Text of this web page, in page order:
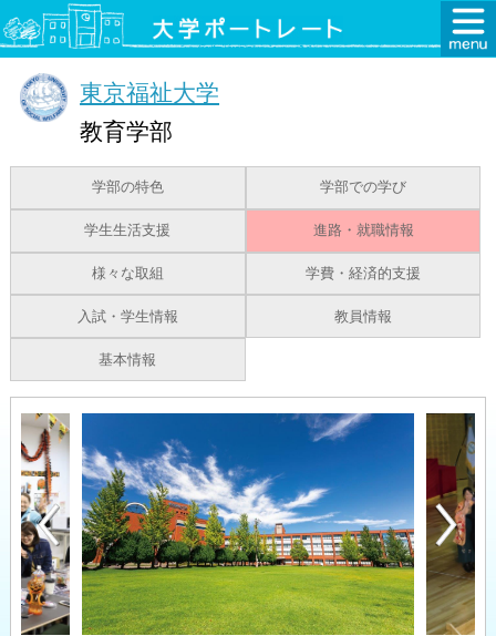
東京福祉大学
教育学部
学部の特色 学部での学び
学生生活支援 進路・就職情報
様々な取組 学費・経済的支援
入試・学生情報 教員情報
基本情報